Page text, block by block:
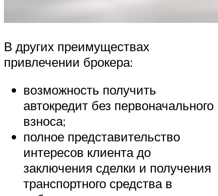
В других преимуществах
привлечении брокера:
возможность получить
автокредит без первоначального
взноса;
полное представительство
интересов клиента до
заключения сделки и получения
транспортного средства в